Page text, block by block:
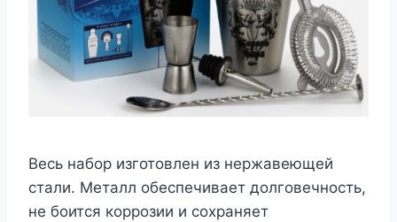
Весь набор изготовлен из нержавеющей
стали. Металл обеспечивает долговечность,
не боится коррозии и сохраняет